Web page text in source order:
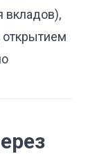
вкладов),
открытием